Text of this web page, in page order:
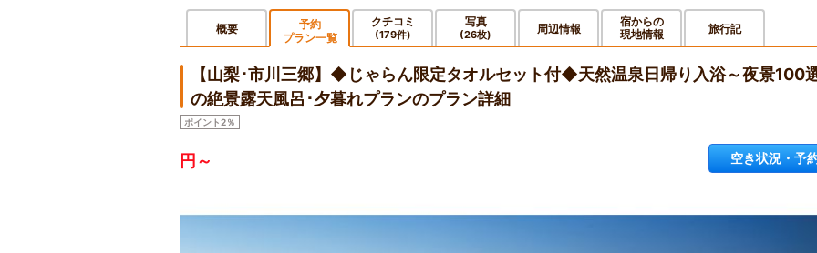
概要
予約
プラン一覧
クチコミ
(179件)
写真
(26枚) 周辺情報
宿からの
現地情報
旅行記
【山梨･市川三郷】◆じゃらん限定タオルセット付◆天然温泉日帰り入浴～夜景100
の絶景露天風呂･夕暮れプランのプラン詳細
ポイント2％
円～ 空き状況・予